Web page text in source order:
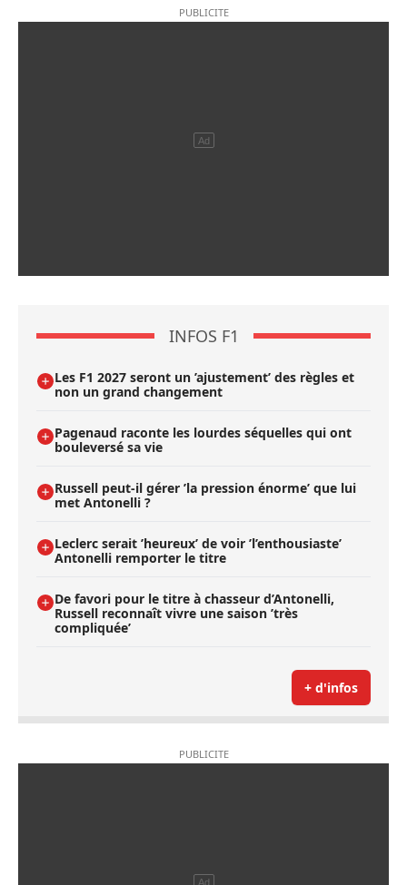
INFOS F1
Les F1 2027 seront un ’ajustement’ des règles et
non un grand changement
Pagenaud raconte les lourdes séquelles qui ont
bouleversé sa vie
Russell peut-il gérer ’la pression énorme’ que lui
met Antonelli ?
Leclerc serait ’heureux’ de voir ’l’enthousiaste’
Antonelli remporter le titre
De favori pour le titre à chasseur d’Antonelli,
Russell reconnaît vivre une saison ’très
compliquée’
+ d'infos